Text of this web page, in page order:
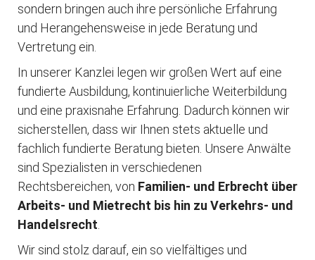
sondern bringen auch ihre persönliche Erfahrung
und Herangehensweise in jede Beratung und
Vertretung ein.
In unserer Kanzlei legen wir großen Wert auf eine
fundierte Ausbildung, kontinuierliche Weiterbildung
und eine praxisnahe Erfahrung. Dadurch können wir
sicherstellen, dass wir Ihnen stets aktuelle und
fachlich fundierte Beratung bieten. Unsere Anwälte
sind Spezialisten in verschiedenen
Rechtsbereichen, von Familien- und Erbrecht über
Arbeits- und Mietrecht bis hin zu Verkehrs- und
Handelsrecht
Wir sind stolz darauf, ein so vielfältiges und